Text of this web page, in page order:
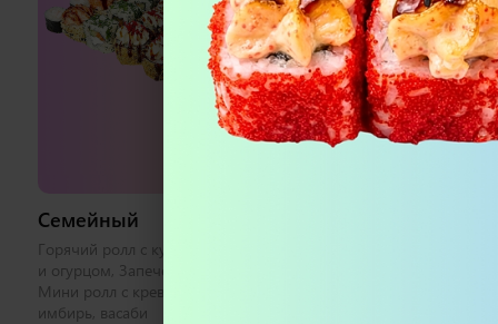
Семейный
Горячий ролл с курицей, Ролл с лососем
и огурцом, Запеченный с креветкой,
Мини ролл с креветкой 1 набор соевый,
имбирь, васаби